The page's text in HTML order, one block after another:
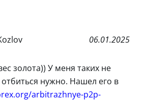
06.01.2025
золота)) У меня таких не
нужно. Нашел его в
arbitrazhnye-p2p-